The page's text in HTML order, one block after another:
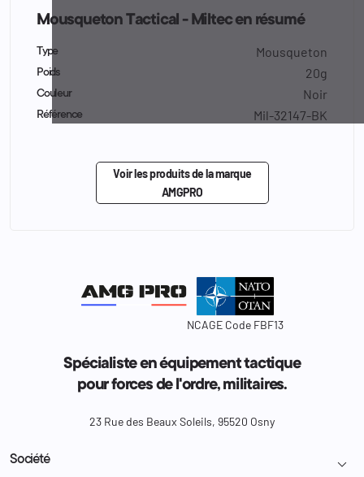
Mousqueton Tactical - Miltec en résumé
Type Mousqueton
Poids 20g
Couleur Noir
Référence Mil-32147-BK
Voir les produits de la marque
AMGPRO
NCAGE Code FBF13
Spécialiste en équipement tactique
pour forces de l'ordre, militaires.
23 Rue des Beaux Soleils, 95520 Osny
Société 